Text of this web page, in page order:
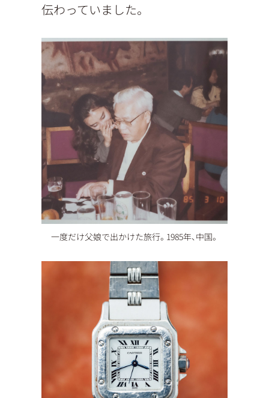
伝わっていました。
一度だけ父娘で出かけた旅行。1985年、中国。